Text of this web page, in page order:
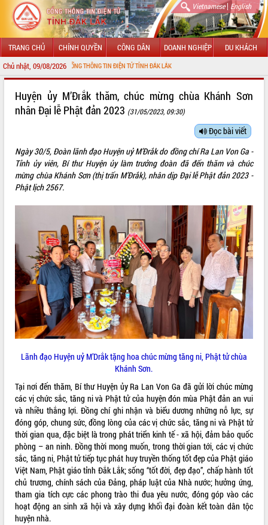
Vietnamese| English
TRANG CHỦ CHÍNH QUYỀN CÔNG DÂN DOANH NGHIỆP DU KHÁCH
Chủ nhật, 09/08/2026
ĐẾN VỚI CỔNG THÔNG TIN ĐIỆN TỬ TỈNH ĐẮK LẮK
LÃNH ĐẠO UBND TỈNH
SỞ, BAN, NGÀNH
UBND CÁC XÃ, PHƯỜNG
HỆ THỐNG VĂN BẢN
VĂN BẢN HĐND TỈNH
ĐIỂM TIN VĂN BẢN
QUY HOẠCH - KẾ HOẠCH
Huyện ủy M’Đrắk thăm, chúc mừng chùa Khánh Sơn
nhân Đại lễ Phật đản 2023 (31/05/2023, 09:30)
Đọc bài viết
Ngày 30/5, Đoàn lãnh đạo Huyện uỷ M’Đrắk do đồng chí Ra Lan Von Ga -
Tỉnh ủy viên, Bí thư Huyện ủy làm trưởng đoàn đã đến thăm và chúc
mừng chùa Khánh Sơn (thị trấn M’Đrắk), nhân dịp Đại lễ Phật đản 2023 -
Phật lịch 2567.
Lãnh đạo Huyện uỷ M’Drắk tặng hoa chúc mừng tăng ni, Phật tử chùa
Khánh Sơn.
Tại nơi đến thăm, Bí thư Huyện ủy Ra Lan Von Ga đã gửi lời chúc mừng
các vị chức sắc, tăng ni và Phật tử của huyện đón mùa Phật đản an vui
và nhiều thắng lợi. Đồng chí ghi nhận và biểu dương những nỗ lực, sự
đóng góp, chung sức, đồng lòng của các vị chức sắc, tăng ni và Phật tử
thời gian qua, đặc biệt là trong phát triển kinh tế - xã hội, đảm bảo quốc
phòng – an ninh. Đồng thời mong muốn, trong thời gian tới, các vị chức
sắc, tăng ni, Phật tử tiếp tục phát huy truyền thống tốt đẹp của Phật giáo
Việt Nam, Phật giáo tỉnh Đắk Lắk; sống “tốt đời, đẹp đạo”, chấp hành tốt
chủ trương, chính sách của Đảng, pháp luật của Nhà nước; hưởng ứng,
tham gia tích cực các phong trào thi đua yêu nước, đóng góp vào các
hoạt động an sinh xã hội và xây dựng khối đại đoàn kết toàn dân tộc
huyện nhà.